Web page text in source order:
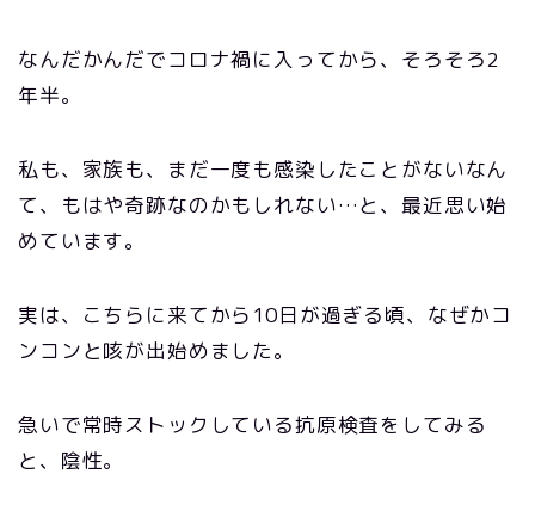
なんだかんだでコロナ禍に入ってから、そろそろ2
年半。
私も、家族も、まだ一度も感染したことがないなん
て、もはや奇跡なのかもしれない…と、最近思い始
めています。
実は、こちらに来てから10日が過ぎる頃、なぜかコ
ンコンと咳が出始めました。
急いで常時ストックしている抗原検査をしてみる
と、陰性。